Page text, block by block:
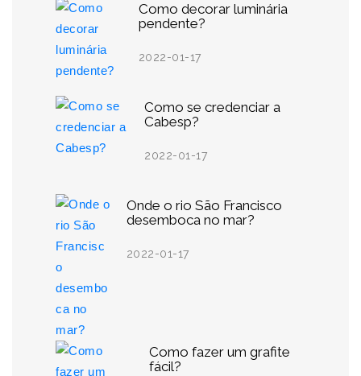
Como decorar luminária
pendente?
2022-01-17
Como se credenciar a
Cabesp?
2022-01-17
Onde o rio São Francisco
desemboca no mar?
2022-01-17
Como fazer um grafite
fácil?